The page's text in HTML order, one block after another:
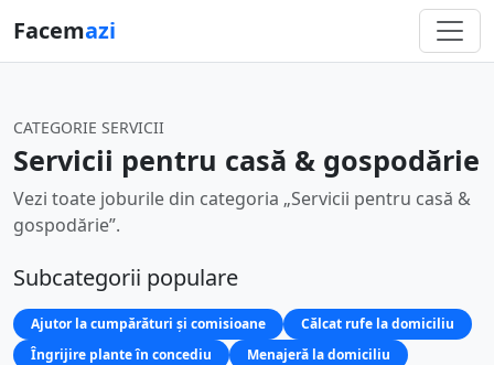
Facemazi
CATEGORIE SERVICII
Servicii pentru casă & gospodărie
Vezi toate joburile din categoria „Servicii pentru casă &
gospodărie”.
Subcategorii populare
Ajutor la cumpărături și comisioane
Călcat rufe la domiciliu
Îngrijire plante în concediu
Menajeră la domiciliu